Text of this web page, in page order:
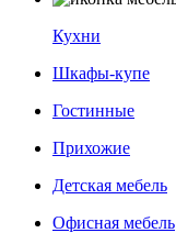
Кухни
Шкафы-купе
Гостинные
Прихожие
Детская мебель
Офисная мебель